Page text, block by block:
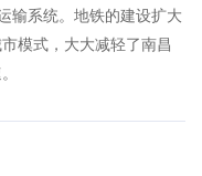
输系统。地铁的建设扩大
模式，大大减轻了南昌